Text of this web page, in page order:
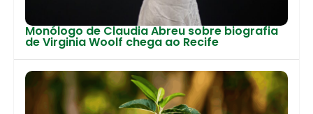
Monólogo de Claudia Abreu sobre biografia
de Virginia Woolf chega ao Recife